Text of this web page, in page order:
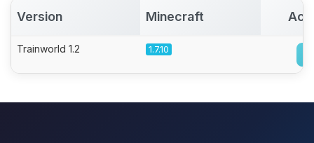
Version Minecraft
Trainworld 1.2 1.7.10